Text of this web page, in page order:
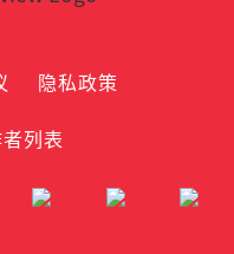
隐私政策
列表